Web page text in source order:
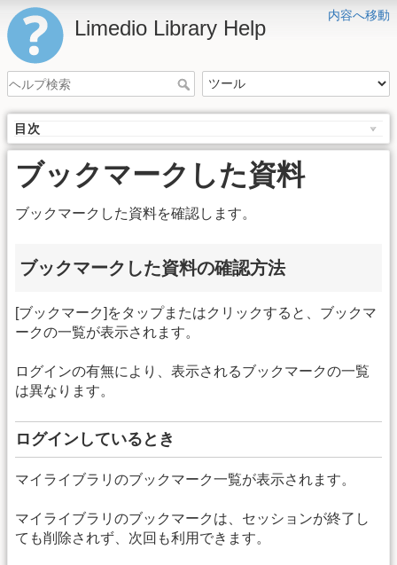
内容へ移動
Limedio Library Help
目次
ブックマークした資料
ブックマークした資料を確認します。
ブックマークした資料の確認方法
[ブックマーク]をタップまたはクリックすると、ブックマ
ークの一覧が表示されます。
ログインの有無により、表示されるブックマークの一覧
は異なります。
ログインしているとき
マイライブラリのブックマーク一覧が表示されます。
マイライブラリのブックマークは、セッションが終了し
ても削除されず、次回も利用できます。